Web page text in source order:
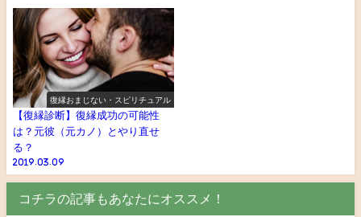
復縁おまじない・スピリチュアル
【復縁診断】復縁成功の可能性
は？元彼（元カノ）とやり直せ
る？
2019.03.09
コチラの記事もあなたにオススメ！